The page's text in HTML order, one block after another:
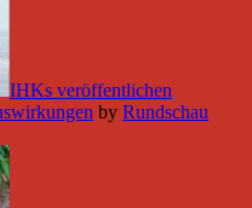
IHKs veröffentlichen
by Rundschau